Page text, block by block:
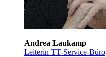
Andrea Laukamp
Leiterin TT-Service-Büro